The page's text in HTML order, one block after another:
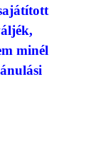
minél